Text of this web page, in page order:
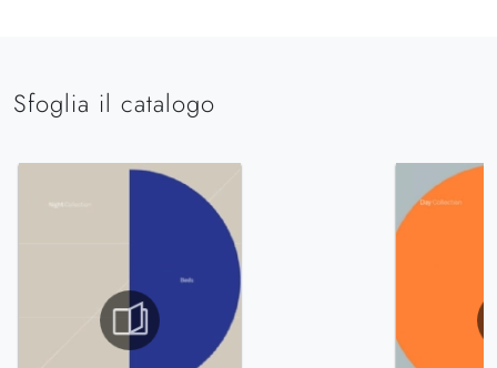
Sfoglia il catalogo